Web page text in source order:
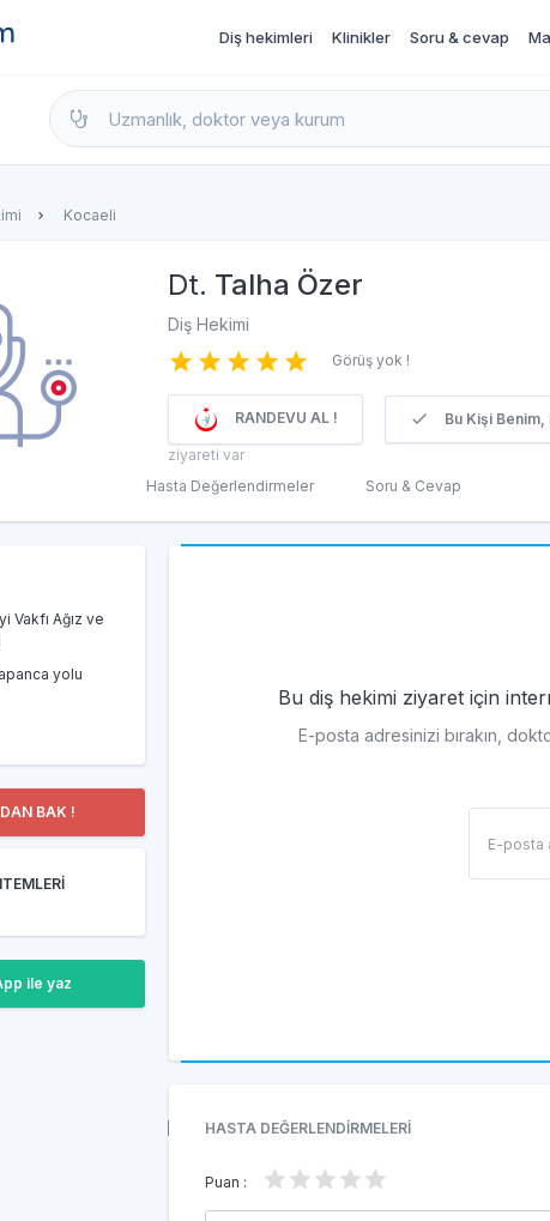
Bul, Yorumları İncele ve Randevu Al
Diş hekimleri Klinikler Soru & cevap
Kocaeli
Dt. Talha Özer
Diş Hekimi
Görüş yok !
RANDEVU AL ! Bu Kişi
ziyareti var
Hasta Değerlendirmeler
Soru & Cevap
Vakfı Ağız ve
yolu
BAK !
ile yaz
Bu diş hekimi ziyaret için
E-posta adresinizi bırakın,
HASTA DEĞERLENDİRMELERİ
Puan :